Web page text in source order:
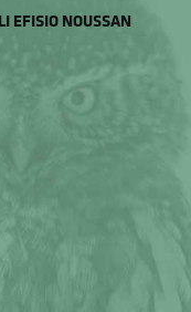
EFISIO NOUSSAN